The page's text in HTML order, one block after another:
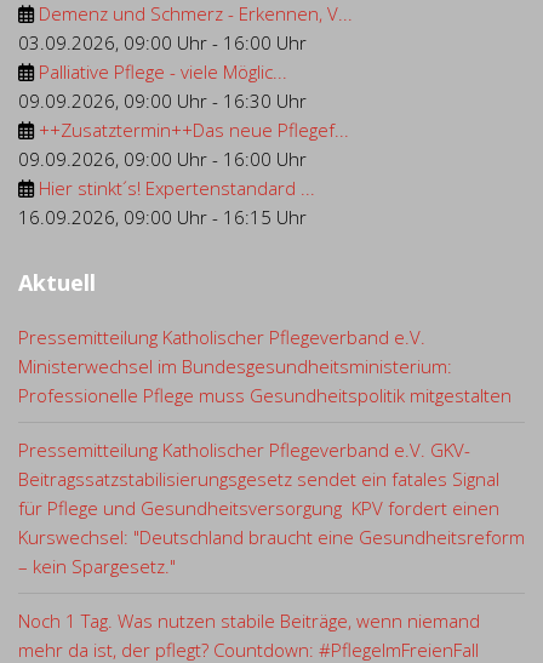
Demenz und Schmerz - Erkennen, V...
03.09.2026, 09:00 Uhr - 16:00 Uhr
Palliative Pflege - viele Möglic...
09.09.2026, 09:00 Uhr - 16:30 Uhr
++Zusatztermin++Das neue Pflegef...
09.09.2026, 09:00 Uhr - 16:00 Uhr
Hier stinkt´s! Expertenstandard ...
16.09.2026, 09:00 Uhr - 16:15 Uhr
Aktuell
Pressemitteilung Katholischer Pflegeverband e.V.
Ministerwechsel im Bundesgesundheitsministerium:
Professionelle Pflege muss Gesundheitspolitik mitgestalten
Pressemitteilung Katholischer Pflegeverband e.V. GKV-
Beitragssatzstabilisierungsgesetz sendet ein fatales Signal
für Pflege und Gesundheitsversorgung KPV fordert einen
Kurswechsel: "Deutschland braucht eine Gesundheitsreform
– kein Spargesetz."
Noch 1 Tag. Was nutzen stabile Beiträge, wenn niemand
mehr da ist, der pflegt? Countdown: #PflegeImFreienFall